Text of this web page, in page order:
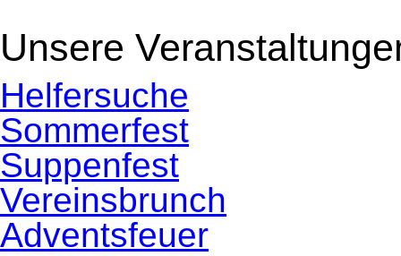
Unsere
Navigation
überspringen
Helfersuche
Sommerfest
Suppenfest
Vereinsbrunch
Adventsfeuer